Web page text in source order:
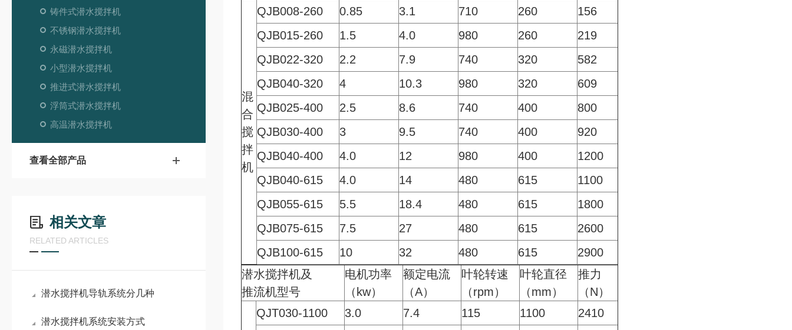
铸件式潜水搅拌机
不锈钢潜水搅拌机
永磁潜水搅拌机
小型潜水搅拌机
推进式潜水搅拌机
浮筒式潜水搅拌机
高温潜水搅拌机
查看全部产品
相关文章
RELATED ARTICLES
潜水搅拌机导轨系统分几种
潜水搅拌机系统安装方式
混
合
搅
拌
机
QJB008-260 0.85 3.1 710 260
156
QJB015-260
1.5 4.0 980 260
219
QJB022-320
2.2 7.9 740 320
582
QJB040-320
4 10.3 980 320
609
QJB025-400
2.5 8.6 740 400
800
QJB030-400
3 9.5 740 400
920
QJB040-400
4.0 12 980 400
1200
QJB040-615
4.0 14 480 615
1100
QJB055-615
5.5 18.4 480 615
1800
QJB075-615
7.5 27 480 615
2600
QJB100-615
10 32 480 615
2900
潜水搅拌机及
推流机型号
电机功率
（kw）
额定电流
（A）
叶轮转速
（rpm）
叶轮直径
（mm）
推力
（N）
QJT030-1100 3.0 7.4 115 1100
2410